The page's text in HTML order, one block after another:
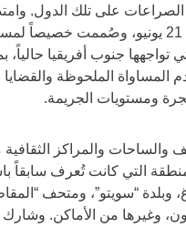
الصراعات على تلك الدول.
هذا العام من 12 حتى 21 يونيو، وصُممت
تواجهها جنوب أفريقيا حالياً،
المساواة الملحوظة والقضايا
ومستويات الجريمة.
والساحات والمراكز
التي كانت تُعرف سابقاً
وبلدة “سويتو”، ومتحف
وغيرها من الأماكن. وشارك